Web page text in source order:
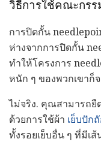
วิธีการใช้คณะกรร
การปิดกั้น
ห่างจากการปิดกั้น
ทำให้โครงการ
หนัก ๆ ของพวกเขาก็
ไม่จริง. คุณสามารถยื
ด้วยการใช้ผ้า เย็บปัก
ทั้งรอยเย็บอื่น ๆ ที่มีเ